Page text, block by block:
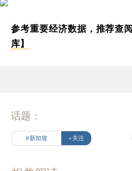
参考重要经济数据，推荐查阅
库】
话题：
#新加坡 +关注